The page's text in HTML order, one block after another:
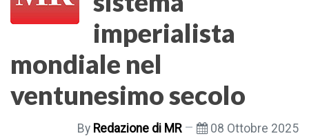
imperialista
mondiale nel
ventunesimo secolo
By Redazione di MR 08 Ottobre 2025